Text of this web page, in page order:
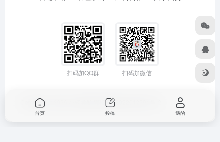
扫码加QQ群 扫码加微信
Copyright © 2026 鄂ICP备2022012591号-2
首页 投稿 我的